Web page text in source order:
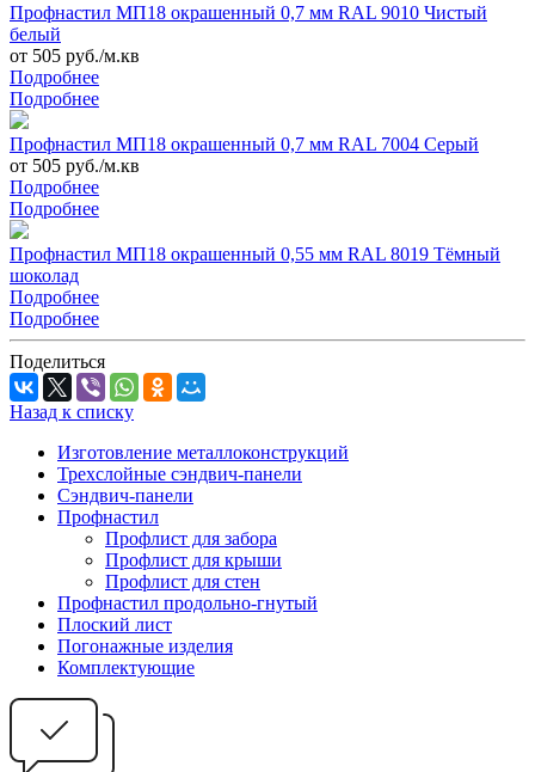
Профнастил МП18 окрашенный 0,7 мм RAL 9010 Чистый
белый
от 505 руб./м.кв
Подробнее
Подробнее
Профнастил МП18 окрашенный 0,7 мм RAL 7004 Серый
от 505 руб./м.кв
Подробнее
Подробнее
Профнастил МП18 окрашенный 0,55 мм RAL 8019 Тёмный
шоколад
Подробнее
Подробнее
Поделиться
Назад к списку
Изготовление металлоконструкций
Трехслойные сэндвич-панели
Сэндвич-панели
Профнастил
Профлист для забора
Профлист для крыши
Профлист для стен
Профнастил продольно-гнутый
Плоский лист
Погонажные изделия
Комплектующие